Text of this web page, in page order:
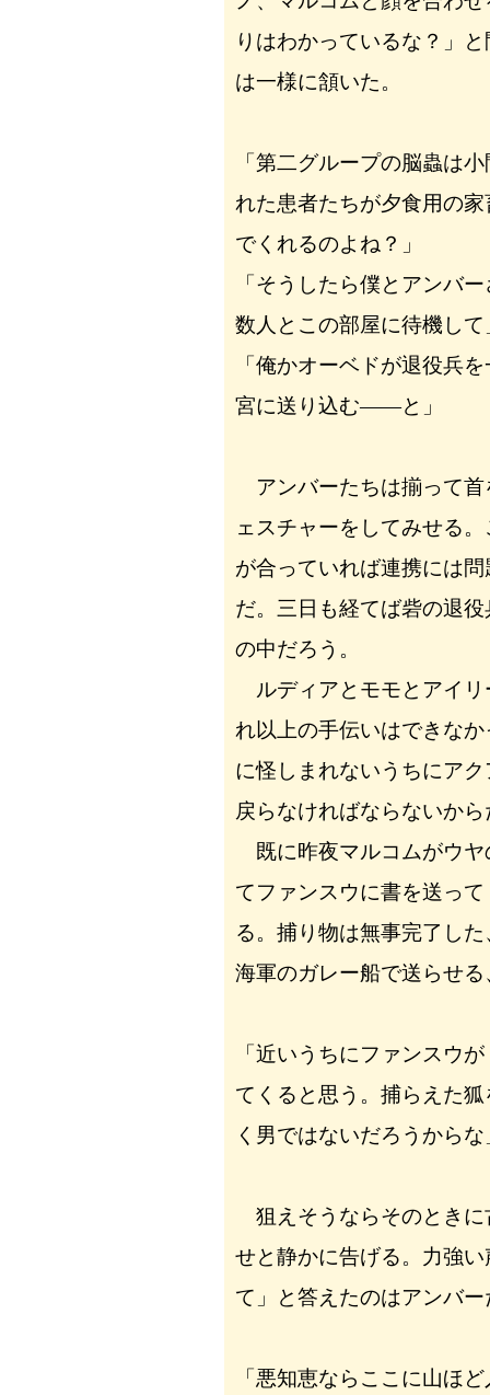
りはわかっているな？」
は一様に頷いた。
「第二グループの脳蟲は
れた患者たちが夕食用の
でくれるのよね？」
「そうしたら僕とアンバ
数人とこの部屋に待機して
「俺かオーベドが退役兵
宮に送り込む――と」
アンバーたちは揃って首
ェスチャーをしてみせる
が合っていれば連携には
だ。三日も経てば砦の退
の中だろう。
ルディアとモモとアイリ
れ以上の手伝いはできな
に怪しまれないうちにア
戻らなければならないから
既に昨夜マルコムがウヤ
てファンスウに書を送っ
る。捕り物は無事完了し
海軍のガレー船で送らせる
「近いうちにファンスウ
てくると思う。捕らえた
く男ではないだろうからな
狙えそうならそのときに
せと静かに告げる。力強
て」と答えたのはアンバ
「悪知恵ならここに山ほ